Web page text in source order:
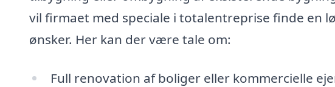
vil firmaet med speciale i totalentreprise finde en
ønsker. Her kan der være tale om:
Full renovation af boliger eller kommercielle